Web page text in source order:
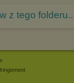
z tego